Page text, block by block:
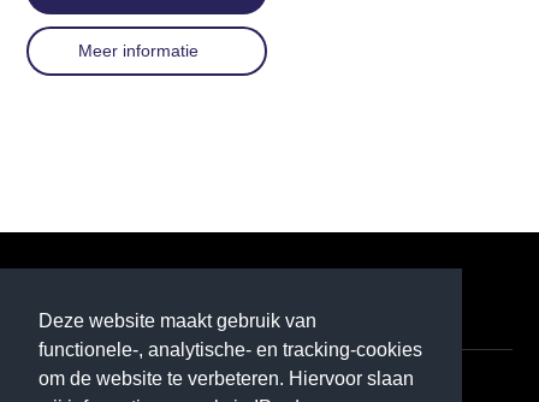
Deze website maakt gebruik van
functionele-, analytische- en tracking-cookies
om de website te verbeteren. Hiervoor slaan
Meer informatie
P1
Contact